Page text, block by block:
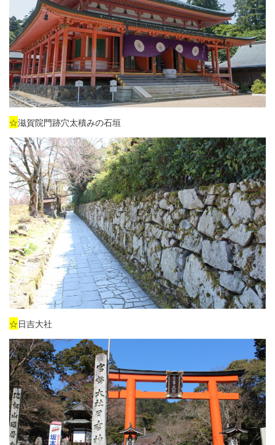
☆滋賀院門跡穴太積みの石垣
☆日吉大社